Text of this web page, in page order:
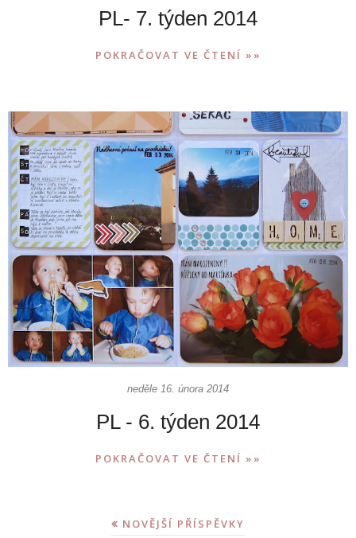
PL- 7. týden 2014
POKRAČOVAT VE ČTENÍ »»
neděle 16. února 2014
PL - 6. týden 2014
POKRAČOVAT VE ČTENÍ »»
NOVĚJŠÍ PŘÍSPĚVKY